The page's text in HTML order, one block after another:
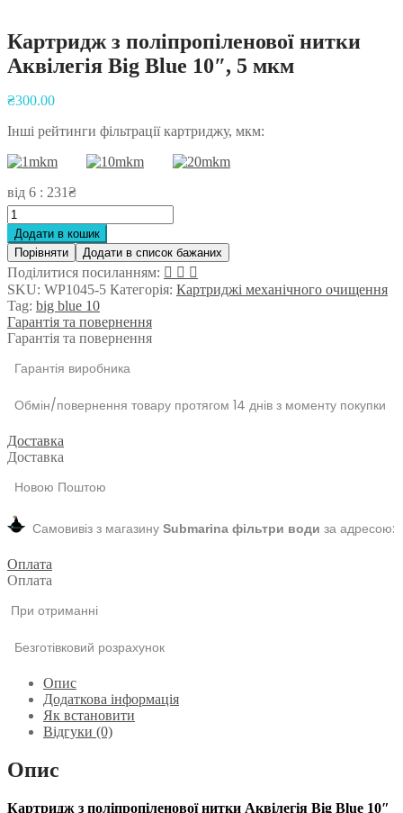
Картридж з поліпропіленової нитки
Аквілегія Big Blue 10″, 5 мкм
navigation
₴300.00
Інші рейтинги фільтрації картриджу, мкм:
від 6 : 231₴
Картридж
з
поліпропіленової
нитки
Аквілегія
Big
Blue
10",
5
кількість
Додати в кошик
Порівняти
Додати в список бажаних
Поділитися посиланням:
SKU: WP1045-5 Категорія: Картриджі механічного очищення
Tag: big blue 10
Гарантія та повернення
Гарантія та повернення
Гарантія виробника
Обмін/повернення товару протягом 14 днів з моменту покупки
Доставка
Доставка
Новою Поштою
Самовивіз з магазину Submarina фільтри води за адресою:
Оплата
Оплата
При отриманні
Безготівковий розрахунок
Опис
Додаткова інформація
Як встановити
Відгуки (0)
Опис
Картридж з поліпропіленової нитки Аквілегія Big Blue 10″